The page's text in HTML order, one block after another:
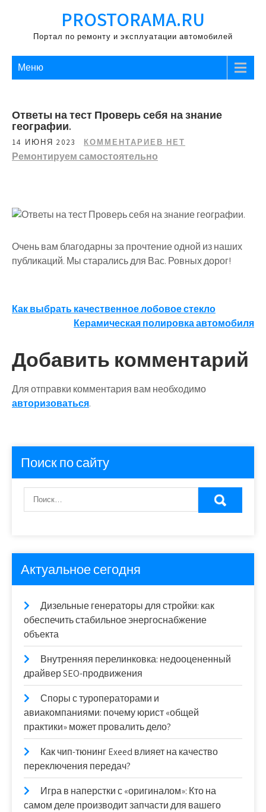
содержимому
PROSTORAMA.RU
Портал по ремонту и эксплуатации автомобилей
Меню
Ответы на тест Проверь себя на знание
географии.
14 ИЮНЯ 2023 КОММЕНТАРИЕВ НЕТ
Ремонтируем самостоятельно
Очень вам благодарны за прочтение одной из наших
публикаций. Мы старались для Вас. Ровных дорог!
Навигация
записям
Как выбрать качественное лобовое стекло
Керамическая полировка автомобиля
Добавить комментарий
Для отправки комментария вам необходимо
авторизоваться.
Поиск по сайту
Актуальное сегодня
Дизельные генераторы для стройки: как
обеспечить стабильное энергоснабжение
объекта
Внутренняя перелинковка: недооцененный
драйвер SEO-продвижения
Споры с туроператорами и
авиакомпаниями: почему юрист «общей
практики» может провалить дело?
Как чип-тюнинг Exeed влияет на качество
переключения передач?
Игра в наперстки с «оригиналом»: Кто на
самом деле производит запчасти для вашего